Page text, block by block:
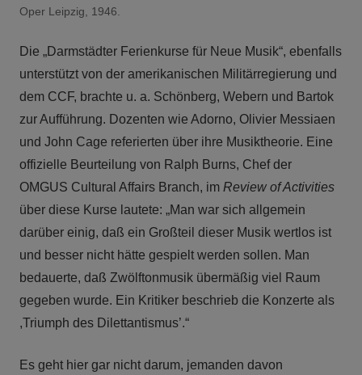
Oper Leipzig, 1946.
Die „Darmstädter Ferienkurse für Neue Musik“, ebenfalls
unterstützt von der amerikanischen Militärregierung und
dem CCF, brachte u. a. Schönberg, Webern und Bartok
zur Aufführung. Dozenten wie Adorno, Olivier Messiaen
und John Cage referierten über ihre Musiktheorie. Eine
offizielle Beurteilung von Ralph Burns, Chef der
OMGUS Cultural Affairs Branch, im Review of Activities
über diese Kurse lautete: „Man war sich allgemein
darüber einig, daß ein Großteil dieser Musik wertlos ist
und besser nicht hätte gespielt werden sollen. Man
bedauerte, daß Zwölftonmusik übermäßig viel Raum
gegeben wurde. Ein Kritiker beschrieb die Konzerte als
,Triumph des Dilettantismus’.“
Es geht hier gar nicht darum, jemanden davon